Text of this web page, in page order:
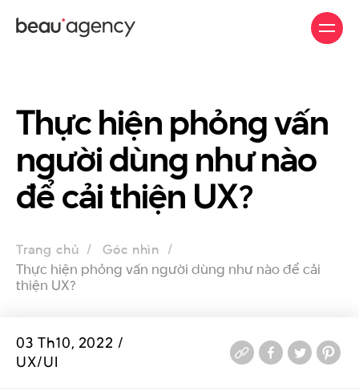
đến
Thực hiện phỏng vấn
người dùng như nào
để cải thiện UX?
Trang chủ Góc nhìn
Thực hiện phỏng vấn người dùng như nào để cải
thiện UX?
03 Th10, 2022 /
UX/UI